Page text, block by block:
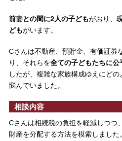
前妻との間に2人の子どもがおり、
どもがいます。
Cさんは不動産、預貯金、有価証券
り、それらを全ての子どもたちに公
したが、複雑な家族構成ゆえにど
悩んでいました。
相談内容
Cさんは相続税の負担を軽減しつつ
財産を分配する方法を模索しました。